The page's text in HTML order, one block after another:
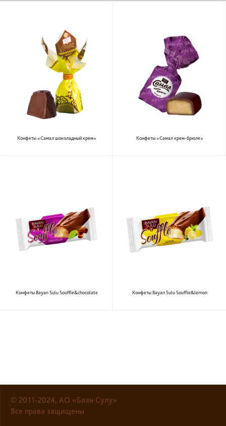
Конфеты «Самал шоколадный крем» Конфеты «Самал крем-брюле»
Конфеты Bayan Sulu Souffle&chocolate Конфеты Bayan Sulu Souffle&lemon
© 2011-2024, АО «Баян Сулу»
Все права защищены